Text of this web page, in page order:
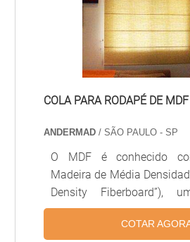
COLA PARA RODAPÉ DE MDF
ANDERMAD / SÃO PAULO - SP
O MDF é conhecido
Madeira de Média
Density Fiberboard”),
principais características é
de seu acabamento,
COTAR